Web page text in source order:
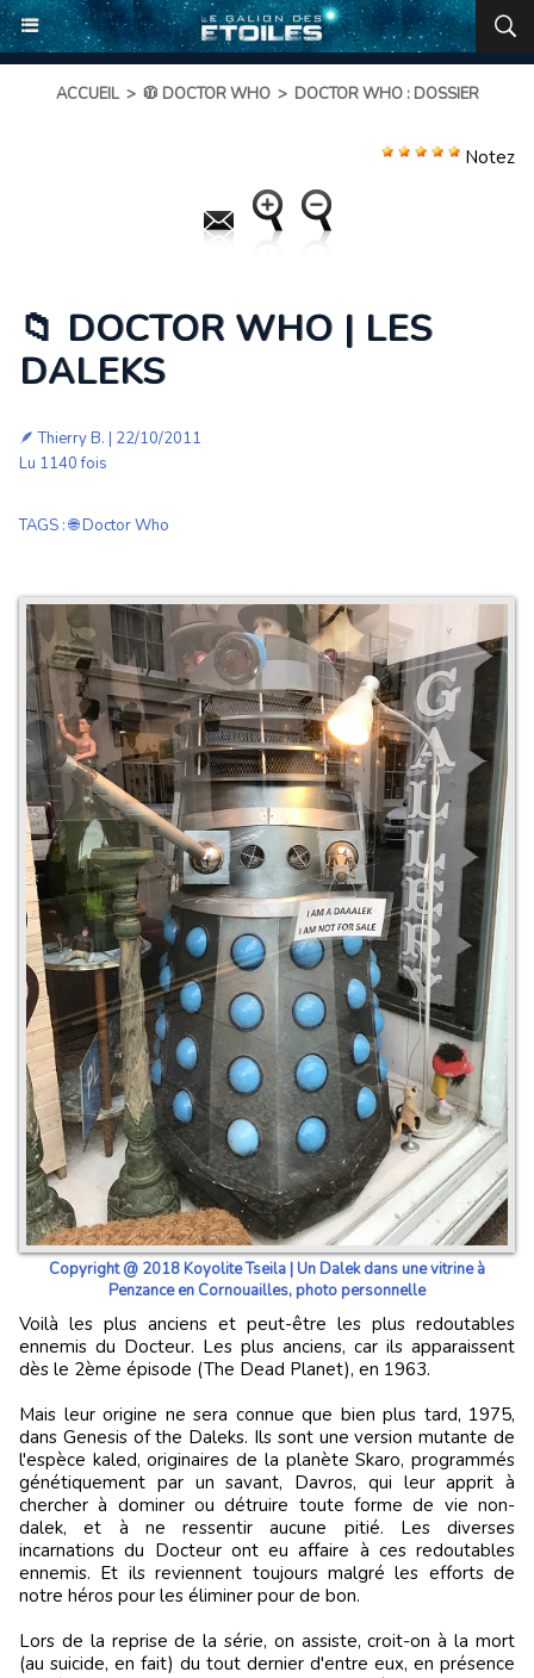
ACCUEIL > 🧥 DOCTOR WHO > DOCTOR WHO : DOSSIER
Notez
📁 DOCTOR WHO | LES
DALEKS
🪶Thierry B. | 22/10/2011
Lu 1140 fois
TAGS :🌐 Doctor Who
Copyright @ 2018 Koyolite Tseila | Un Dalek dans une vitrine à
Penzance en Cornouailles, photo personnelle
Voilà les plus anciens et peut-être les plus redoutables
ennemis du Docteur. Les plus anciens, car ils apparaissent
dès le 2ème épisode (The Dead Planet), en 1963.
Mais leur origine ne sera connue que bien plus tard, 1975,
dans Genesis of the Daleks. Ils sont une version mutante de
l'espèce kaled, originaires de la planète Skaro, programmés
génétiquement par un savant, Davros, qui leur apprit à
chercher à dominer ou détruire toute forme de vie non-
dalek, et à ne ressentir aucune pitié. Les diverses
incarnations du Docteur ont eu affaire à ces redoutables
ennemis. Et ils reviennent toujours malgré les efforts de
notre héros pour les éliminer pour de bon.
Lors de la reprise de la série, on assiste, croit-on à la mort
(au suicide, en fait) du tout dernier d'entre eux, en présence